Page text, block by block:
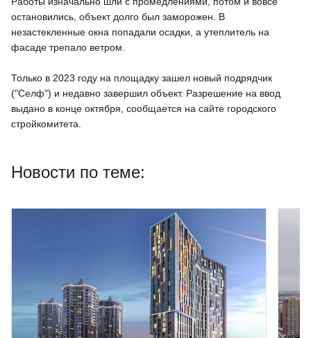
остановились, объект долго был заморожен. В
незастекленные окна попадали осадки, а утеплитель на
фасаде трепало ветром.
Только в 2023 году на площадку зашел новый подрядчик
("Селф") и недавно завершил объект. Разрешение на ввод
выдано в конце октября, сообщается на сайте городского
стройкомитета.
Новости по теме: